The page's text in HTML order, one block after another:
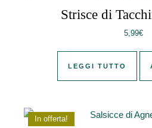
Strisce di
5,99€
LEGGI TUTTO
In offerta!